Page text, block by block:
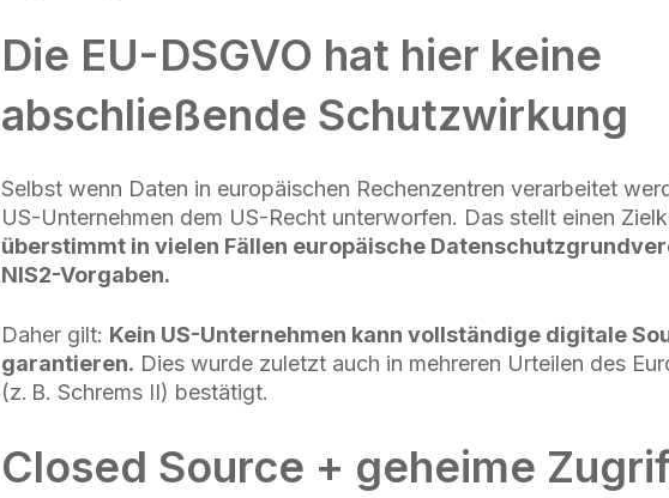
Die EU-DSGVO hat hier keine
abschließende Schutzwirkung
Selbst wenn Daten in europäischen Rechenzentren verarbeitet
US-Unternehmen dem US-Recht unterworfen. Das stellt einen
überstimmt in vielen Fällen europäische
NIS2-Vorgaben.
Daher gilt: Kein US-Unternehmen kann vollständige digitale
garantieren. Dies wurde zuletzt auch in mehreren Urteilen des
(z. B. Schrems II) bestätigt.
Closed Source + geheime